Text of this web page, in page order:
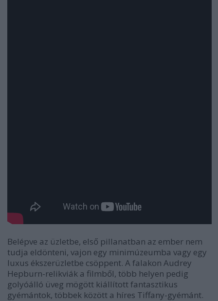
Belépve az üzletbe, első pillanatban az ember nem
tudja eldönteni, vajon egy minimúzeumba vagy egy
luxus ékszerüzletbe csöppent. A falakon Audrey
Hepburn-relikviák a filmből, több helyen pedig
golyóálló üveg mögött kiállított fantasztikus
gyémántok, többek között a híres Tiffany-gyémánt.